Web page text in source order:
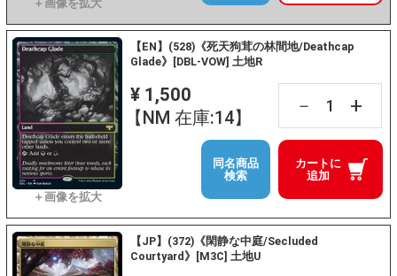
【EN】(528)《死天狗茸の林間地/Deathcap
Glade》[DBL-VOW] 土地R
¥ 1,500
【NM 在庫:14】
－ +
カートに
追加
同名商品
検索
【JP】(372)《閑静な中庭/Secluded
Courtyard》[M3C] 土地U